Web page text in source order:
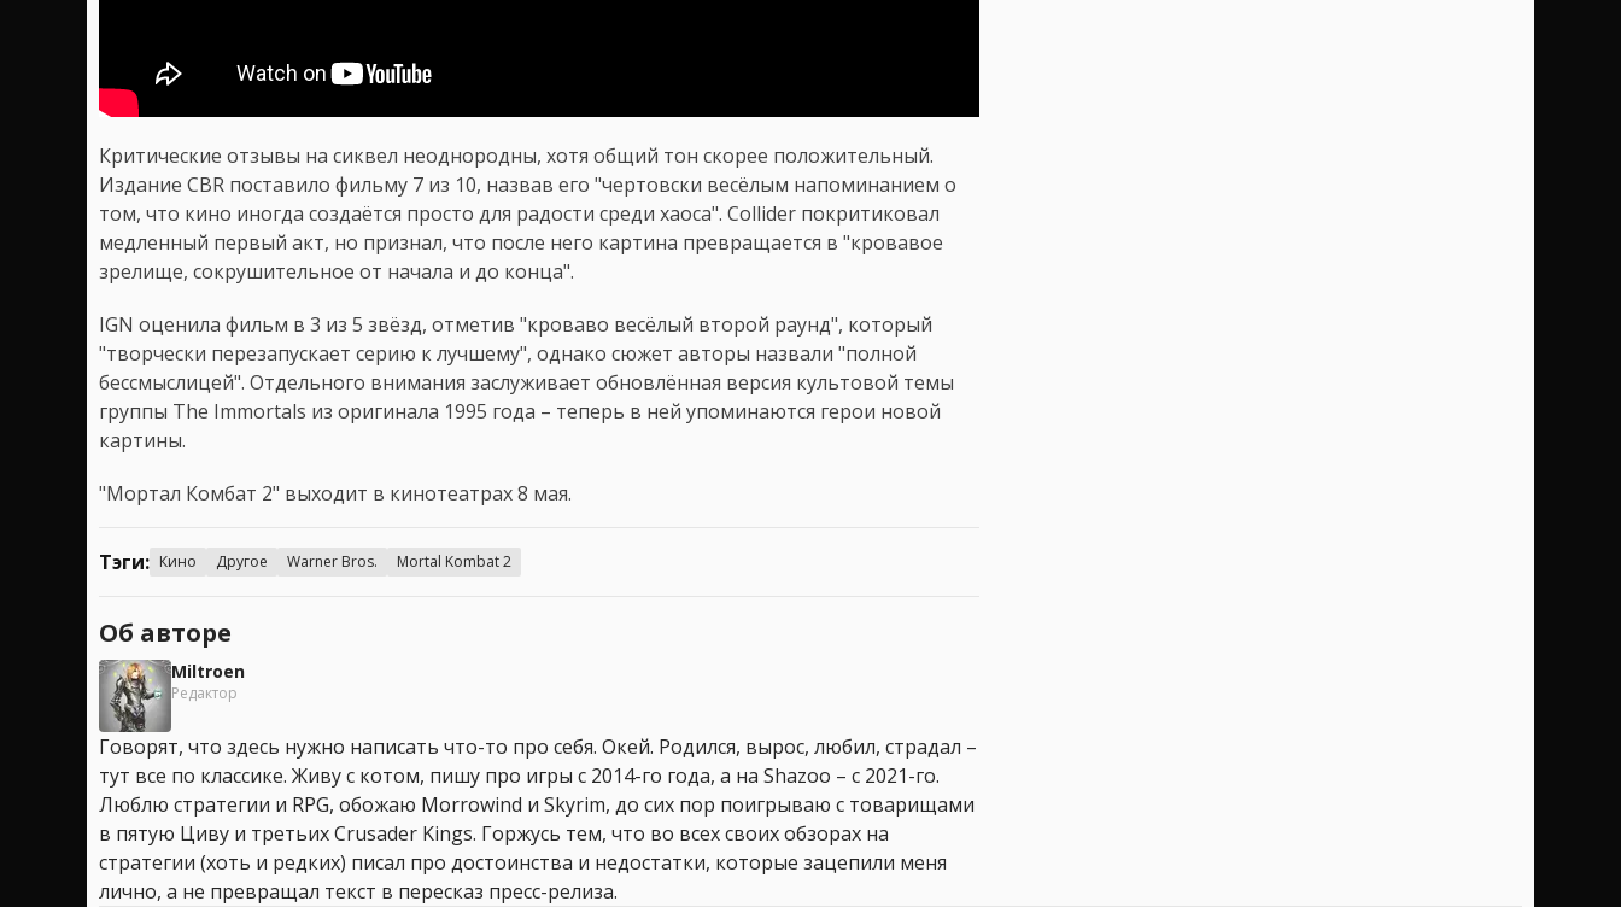
Критические отзывы на сиквел неоднородны, хотя общий тон скорее положительный.
Издание CBR поставило фильму 7 из 10, назвав его "чертовски весёлым напоминанием о
том, что кино иногда создаётся просто для радости среди хаоса". Collider покритиковал
медленный первый акт, но признал, что после него картина превращается в "кровавое
зрелище, сокрушительное от начала и до конца".
IGN оценила фильм в 3 из 5 звёзд, отметив "кроваво весёлый второй раунд", который
"творчески перезапускает серию к лучшему", однако сюжет авторы назвали "полной
бессмыслицей". Отдельного внимания заслуживает обновлённая версия культовой темы
группы The Immortals из оригинала 1995 года – теперь в ней упоминаются герои новой
картины.
"Мортал Комбат 2" выходит в кинотеатрах 8 мая.
Тэги: Кино Другое Warner Bros. Mortal Kombat 2
Об авторе
Miltroen
Редактор
Говорят, что здесь нужно написать что-то про себя. Окей. Родился, вырос, любил, страдал –
тут все по классике. Живу с котом, пишу про игры с 2014-го года, а на Shazoo – с 2021-го.
Люблю стратегии и RPG, обожаю Morrowind и Skyrim, до сих пор поигрываю с товарищами
в пятую Циву и третьих Crusader Kings. Горжусь тем, что во всех своих обзорах на
стратегии (хоть и редких) писал про достоинства и недостатки, которые зацепили меня
лично, а не превращал текст в пересказ пресс-релиза.